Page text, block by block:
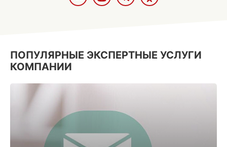
ПОПУЛЯРНЫЕ ЭКСПЕРТНЫЕ УСЛУГИ
КОМПАНИИ